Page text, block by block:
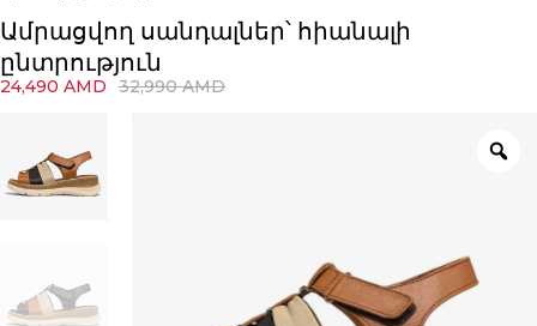
Ամրացվող սանդալներ՝ հիանալի
ընտրություն
32,990AMD
24,490 AMD